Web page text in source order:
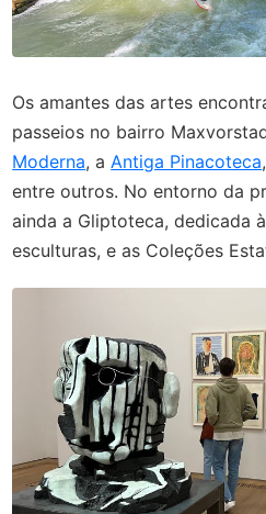
Os amantes das artes
passeios no bairro
Moderna, aAntiga Pinacoteca
entre outros. No entorno da
ainda a Gliptoteca, dedicada
esculturas, e as Coleções